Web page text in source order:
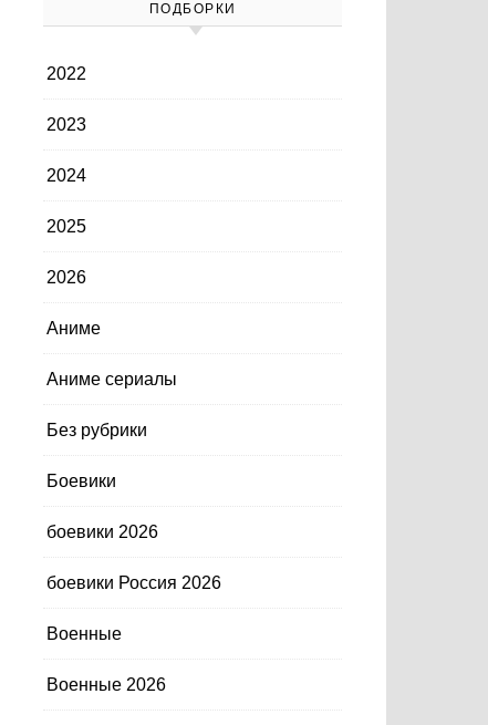
ПОДБОРКИ
2022
2023
2024
2025
2026
Аниме
Аниме сериалы
Без рубрики
Боевики
боевики 2026
боевики Россия 2026
Военные
Военные 2026